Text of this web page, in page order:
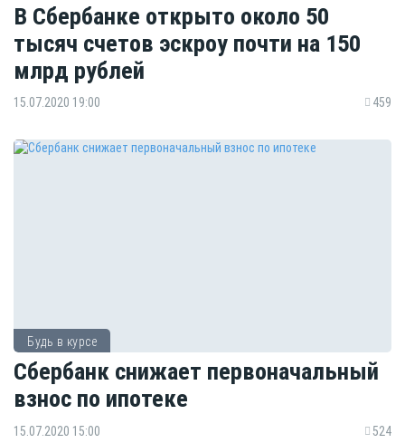
В Сбербанке открыто около 50
тысяч счетов эскроу почти на 150
млрд рублей
15.07.2020 19:00 459
Будь в курсе
Сбербанк снижает первоначальный
взнос по ипотеке
15.07.2020 15:00 524